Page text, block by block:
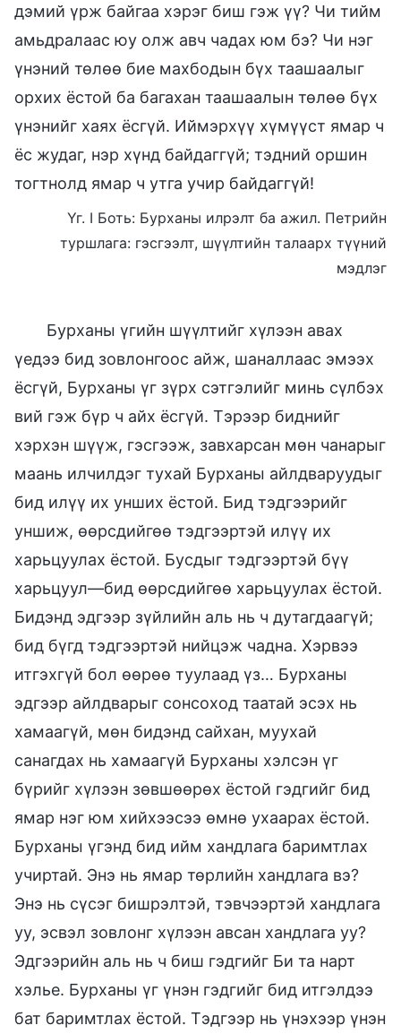
дэмий үрж байгаа хэрэг биш гэж үү? Чи тийм
амьдралаас юу олж авч чадах юм бэ? Чи нэг
үнэний төлөө бие махбодын бүх таашаалыг
орхих ёстой ба багахан таашаалын төлөө бүх
үнэнийг хаях ёсгүй. Иймэрхүү хүмүүст ямар ч
ёс жудаг, нэр хүнд байдаггүй; тэдний оршин
тогтнолд ямар ч утга учир байдаггүй!
Үг. I Боть: Бурханы илрэлт ба ажил. Петрийн
туршлага: гэсгээлт, шүүлтийн талаарх түүний
мэдлэг
Бурханы үгийн шүүлтийг хүлээн авах
үедээ бид зовлонгоос айж, шаналлаас эмээх
ёсгүй, Бурханы үг зүрх сэтгэлийг минь сүлбэх
вий гэж бүр ч айх ёсгүй. Тэрээр биднийг
хэрхэн шүүж, гэсгээж, завхарсан мөн чанарыг
маань илчилдэг тухай Бурханы айлдваруудыг
бид илүү их унших ёстой. Бид тэдгээрийг
уншиж, өөрсдийгөө тэдгээртэй илүү их
харьцуулах ёстой. Бусдыг тэдгээртэй бүү
харьцуул—бид өөрсдийгөө харьцуулах ёстой.
Бидэнд эдгээр зүйлийн аль нь ч дутагдаагүй;
бид бүгд тэдгээртэй нийцэж чадна. Хэрвээ
итгэхгүй бол өөрөө туулаад үз… Бурханы
эдгээр айлдварыг сонсоход таатай эсэх нь
хамаагүй, мөн бидэнд сайхан, муухай
санагдах нь хамаагүй Бурханы хэлсэн үг
бүрийг хүлээн зөвшөөрөх ёстой гэдгийг бид
ямар нэг юм хийхээсээ өмнө ухаарах ёстой.
Бурханы үгэнд бид ийм хандлага баримтлах
учиртай. Энэ нь ямар төрлийн хандлага вэ?
Энэ нь сүсэг бишрэлтэй, тэвчээртэй хандлага
уу, эсвэл зовлонг хүлээн авсан хандлага уу?
Эдгээрийн аль нь ч биш гэдгийг Би та нарт
хэлье. Бурханы үг үнэн гэдгийг бид итгэлдээ
бат баримтлах ёстой. Тэдгээр нь үнэхээр үнэн